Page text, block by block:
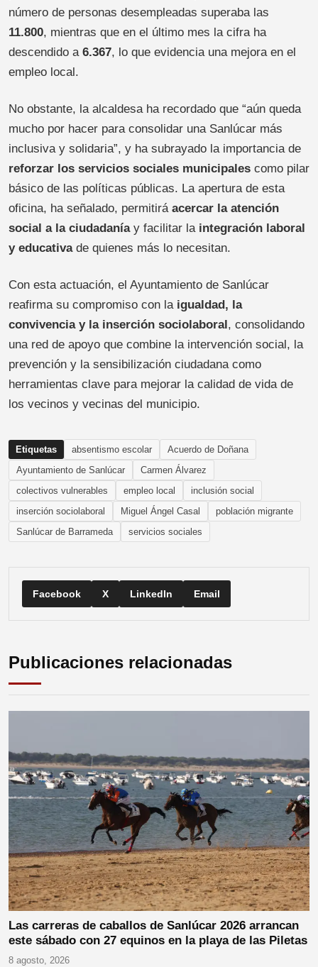
número de personas desempleadas superaba las
11.800, mientras que en el último mes la cifra ha
descendido a 6.367, lo que evidencia una mejora en el
empleo local.
No obstante, la alcaldesa ha recordado que “aún queda
mucho por hacer para consolidar una Sanlúcar más
inclusiva y solidaria”, y ha subrayado la importancia de
reforzar los servicios sociales municipales como pilar
básico de las políticas públicas. La apertura de esta
oficina, ha señalado, permitirá acercar la atención
social a la ciudadaníay facilitar la integración laboral
y educativade quienes más lo necesitan.
Con esta actuación, el Ayuntamiento de Sanlúcar
reafirma su compromiso con la igualdad, la
convivencia y la inserción sociolaboral, consolidando
una red de apoyo que combine la intervención social, la
prevención y la sensibilización ciudadana como
herramientas clave para mejorar la calidad de vida de
los vecinos y vecinas del municipio.
Etiquetas absentismo escolar
Acuerdo de Doñana
Ayuntamiento de Sanlúcar
Carmen Álvarez
colectivos vulnerables
empleo local
inclusión social
inserción sociolaboral
Miguel Ángel Casal
población migrante
Sanlúcar de Barrameda
servicios sociales
Facebook X LinkedIn Email
Publicaciones relacionadas
Las carreras de caballos de Sanlúcar 2026 arrancan
este sábado con 27 equinos en la playa de las Piletas
8 agosto, 2026